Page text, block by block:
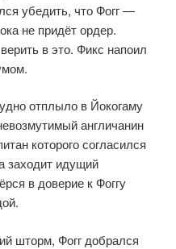
убедить, что Фогг —
не придёт ордер.
в это. Фикс напоил
отплыло в Йокогаму
англичанин
которого согласился
заходит идущий
в доверие к Фоггу
шторм, Фогг добрался